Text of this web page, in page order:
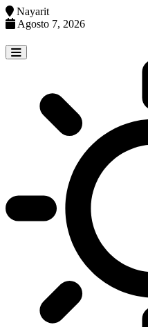
Nayarit
Agosto 7, 2026
to
content